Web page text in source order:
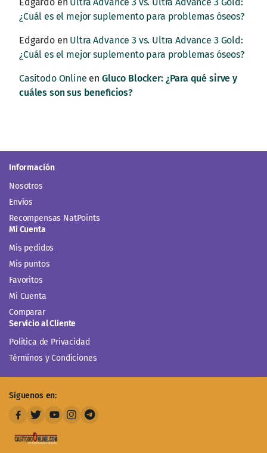
¿Cuál es el mejor suplemento para problemas óseos?
Edgardoen Ultra Advance 3 vs. Ultra Advance 3 Gold:
¿Cuál es el mejor suplemento para problemas óseos?
Casitodo Online en Gluco Blocker: ¿Para qué sirve y
cuáles son sus beneficios?
Información
Nosotros
Envíos
Recompensas NatPoints
Mi Cuenta
Mis pedidos
Mis puntos
Favoritos
Mi Cuenta
Comparar
Servicio al Cliente
Politica de Privacidad
Términos y Condiciones
Siguenos en: